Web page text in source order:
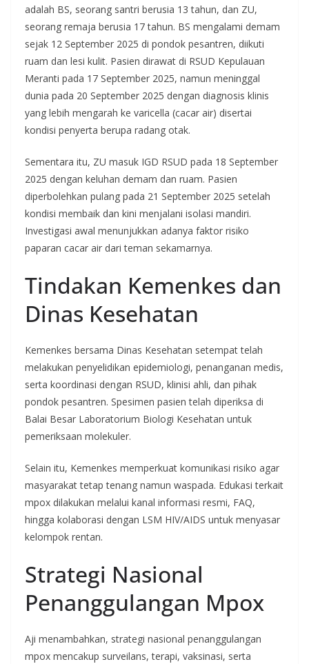
adalah BS, seorang santri berusia 13 tahun, dan ZU,
seorang remaja berusia 17 tahun. BS mengalami demam
sejak 12 September 2025 di pondok pesantren, diikuti
ruam dan lesi kulit. Pasien dirawat di RSUD Kepulauan
Meranti pada 17 September 2025, namun meninggal
dunia pada 20 September 2025 dengan diagnosis klinis
yang lebih mengarah ke varicella (cacar air) disertai
kondisi penyerta berupa radang otak.
Sementara itu, ZU masuk IGD RSUD pada 18 September
2025 dengan keluhan demam dan ruam. Pasien
diperbolehkan pulang pada 21 September 2025 setelah
kondisi membaik dan kini menjalani isolasi mandiri.
Investigasi awal menunjukkan adanya faktor risiko
paparan cacar air dari teman sekamarnya.
Tindakan Kemenkes dan
Dinas Kesehatan
Kemenkes bersama Dinas Kesehatan setempat telah
melakukan penyelidikan epidemiologi, penanganan medis,
serta koordinasi dengan RSUD, klinisi ahli, dan pihak
pondok pesantren. Spesimen pasien telah diperiksa di
Balai Besar Laboratorium Biologi Kesehatan untuk
pemeriksaan molekuler.
Selain itu, Kemenkes memperkuat komunikasi risiko agar
masyarakat tetap tenang namun waspada. Edukasi terkait
mpox dilakukan melalui kanal informasi resmi, FAQ,
hingga kolaborasi dengan LSM HIV/AIDS untuk menyasar
kelompok rentan.
Strategi Nasional
Penanggulangan Mpox
Aji menambahkan, strategi nasional penanggulangan
mpox mencakup surveilans, terapi, vaksinasi, serta